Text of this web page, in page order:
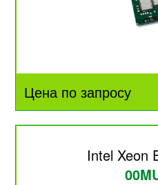
Цена по запросу
Intel Xeon